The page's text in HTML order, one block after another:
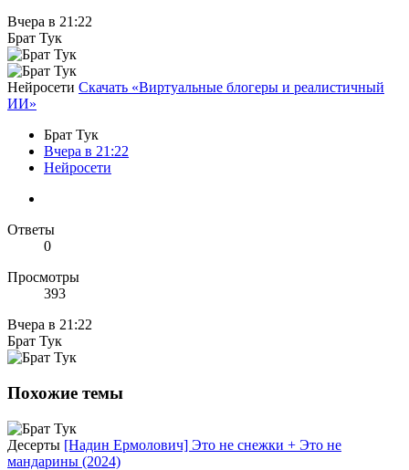
Вчера в 21:22
Брат Тук
Нейросети Скачать «Виртуальные блогеры и реалистичный
ИИ»
Брат Тук
Вчера в 21:22
Нейросети
Ответы
0
Просмотры
393
Вчера в 21:22
Брат Тук
Похожие темы
Десерты [Надин Ермолович] Это не снежки + Это не
мандарины (2024)